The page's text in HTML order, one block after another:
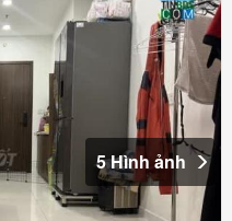
5 Hình ảnh